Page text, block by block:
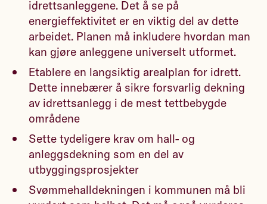
idrettsanleggene. Det å se på
energieffektivitet er en viktig del av dette
arbeidet. Planen må inkludere hvordan man
kan gjøre anleggene universelt utformet.
Etablere en langsiktig arealplan for idrett.
Dette innebærer å sikre forsvarlig dekning
av idrettsanlegg i de mest tettbebygde
områdene
Sette tydeligere krav om hall- og
anleggsdekning som en del av
utbyggingsprosjekter
Svømmehalldekningen i kommunen må bli